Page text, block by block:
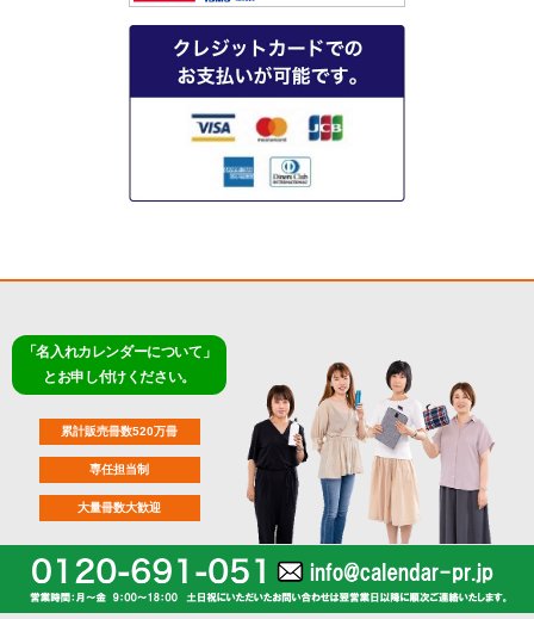
「名入れカレンダーについて」
とお申し付けください。
累計販売冊数520万冊
専任担当制
大量冊数大歓迎